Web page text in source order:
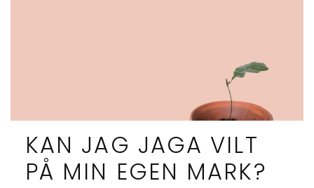
KAN JAG JAGA VILT
PÅ MIN EGEN MARK?